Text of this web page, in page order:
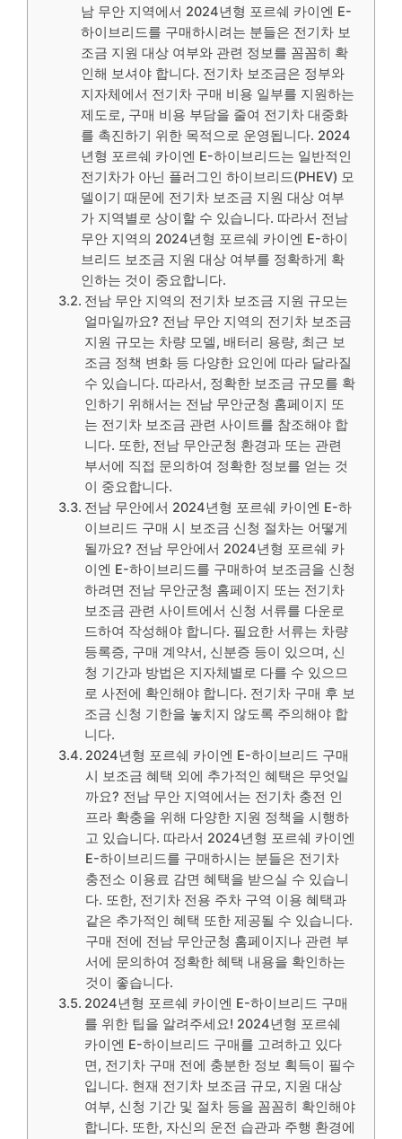
남 무안 지역에서 2024년형 포르쉐 카이엔 E-
하이브리드를 구매하시려는 분들은 전기차 보
조금 지원 대상 여부와 관련 정보를 꼼꼼히 확
인해 보셔야 합니다. 전기차 보조금은 정부와
지자체에서 전기차 구매 비용 일부를 지원하는
제도로, 구매 비용 부담을 줄여 전기차 대중화
를 촉진하기 위한 목적으로 운영됩니다. 2024
년형 포르쉐 카이엔 E-하이브리드는 일반적인
전기차가 아닌 플러그인 하이브리드(PHEV) 모
델이기 때문에 전기차 보조금 지원 대상 여부
가 지역별로 상이할 수 있습니다. 따라서 전남
무안 지역의 2024년형 포르쉐 카이엔 E-하이
브리드 보조금 지원 대상 여부를 정확하게 확
인하는 것이 중요합니다.
전남 무안 지역의 전기차 보조금 지원 규모는
얼마일까요? 전남 무안 지역의 전기차 보조금
지원 규모는 차량 모델, 배터리 용량, 최근 보
조금 정책 변화 등 다양한 요인에 따라 달라질
수 있습니다. 따라서, 정확한 보조금 규모를 확
인하기 위해서는 전남 무안군청 홈페이지 또
는 전기차 보조금 관련 사이트를 참조해야 합
니다. 또한, 전남 무안군청 환경과 또는 관련
부서에 직접 문의하여 정확한 정보를 얻는 것
이 중요합니다.
전남 무안에서 2024년형 포르쉐 카이엔 E-하
이브리드 구매 시 보조금 신청 절차는 어떻게
될까요? 전남 무안에서 2024년형 포르쉐 카
이엔 E-하이브리드를 구매하여 보조금을 신청
하려면 전남 무안군청 홈페이지 또는 전기차
보조금 관련 사이트에서 신청 서류를 다운로
드하여 작성해야 합니다. 필요한 서류는 차량
등록증, 구매 계약서, 신분증 등이 있으며, 신
청 기간과 방법은 지자체별로 다를 수 있으므
로 사전에 확인해야 합니다. 전기차 구매 후 보
조금 신청 기한을 놓치지 않도록 주의해야 합
니다.
2024년형 포르쉐 카이엔 E-하이브리드 구매
시 보조금 혜택 외에 추가적인 혜택은 무엇일
까요? 전남 무안 지역에서는 전기차 충전 인
프라 확충을 위해 다양한 지원 정책을 시행하
고 있습니다. 따라서 2024년형 포르쉐 카이엔
E-하이브리드를 구매하시는 분들은 전기차
충전소 이용료 감면 혜택을 받으실 수 있습니
다. 또한, 전기차 전용 주차 구역 이용 혜택과
같은 추가적인 혜택 또한 제공될 수 있습니다.
구매 전에 전남 무안군청 홈페이지나 관련 부
서에 문의하여 정확한 혜택 내용을 확인하는
것이 좋습니다.
2024년형 포르쉐 카이엔 E-하이브리드 구매
를 위한 팁을 알려주세요! 2024년형 포르쉐
카이엔 E-하이브리드 구매를 고려하고 있다
면, 전기차 구매 전에 충분한 정보 획득이 필수
입니다. 현재 전기차 보조금 규모, 지원 대상
여부, 신청 기간 및 절차 등을 꼼꼼히 확인해야
합니다. 또한, 자신의 운전 습관과 주행 환경에